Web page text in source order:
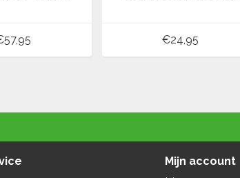
€24,95
Mijn account